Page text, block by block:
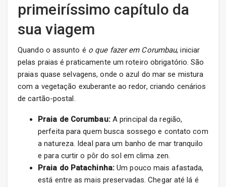
primeiríssimo capítulo da
sua viagem
Quando o assunto é o que fazer em Corumbau, iniciar
pelas praias é praticamente um roteiro obrigatório. São
praias quase selvagens, onde o azul do mar se mistura
com a vegetação exuberante ao redor, criando cenários
de cartão-postal.
Praia de Corumbau:A principal da região,
perfeita para quem busca sossego e contato com
a natureza. Ideal para um banho de mar tranquilo
e para curtir o pôr do sol em clima zen.
Praia do Patachinha: Um pouco mais afastada,
está entre as mais preservadas. Chegar até lá é